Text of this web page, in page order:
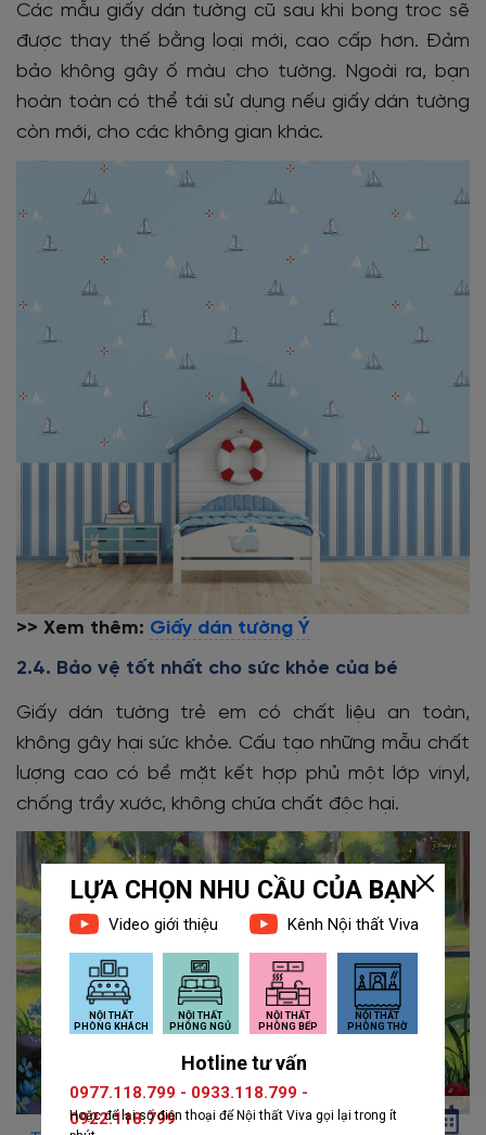
Các mẫu giấy dán tường cũ sau khi bong troc sẽ
được thay thế bằng loại mới, cao cấp hơn. Đảm
bảo không gây ố màu cho tường. Ngoài ra, bạn
hoàn toàn có thể tái sử dụng nếu giấy dán tường
còn mới, cho các không gian khác.
>> Xem thêm: Giấy dán tường Ý
2.4. Bảo vệ tốt nhất cho sức khỏe của bé
Giấy dán tường trẻ em có chất liệu an toàn,
không gây hại sức khỏe. Cấu tạo những mẫu chất
lượng cao có bề mặt kết hợp phủ một lớp vinyl,
chống trầy xước, không chứa chất độc hại.